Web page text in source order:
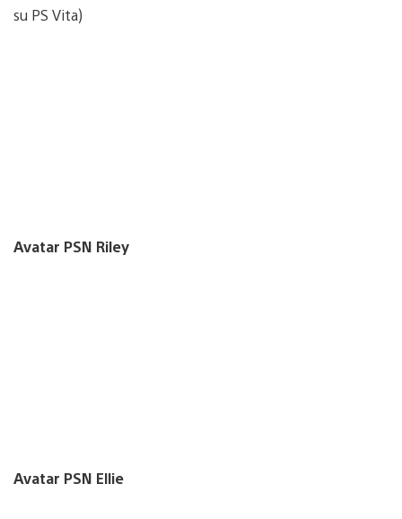
su PS Vita)
Avatar PSN Riley
Avatar PSN Ellie